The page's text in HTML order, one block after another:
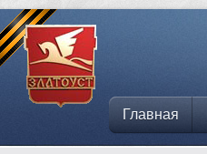
Главная